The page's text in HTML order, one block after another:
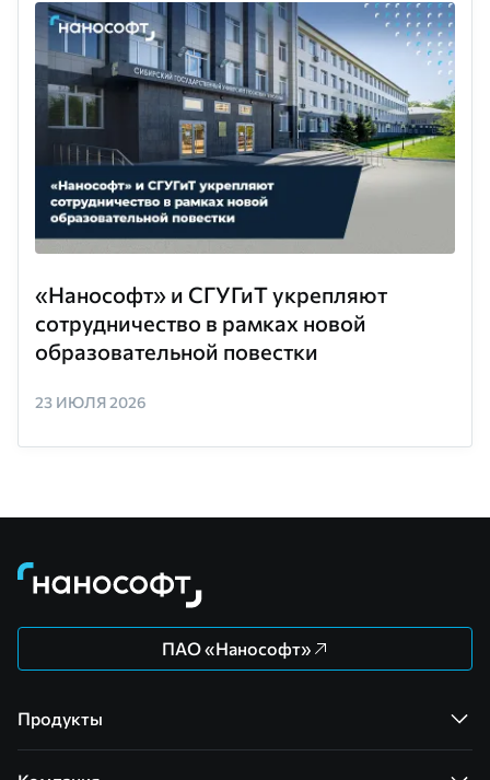
«Нанософт» и СГУГиТ укрепляют
сотрудничество в рамках новой
образовательной повестки
23 ИЮЛЯ 2026
ПАО «Нанософт»
Продукты